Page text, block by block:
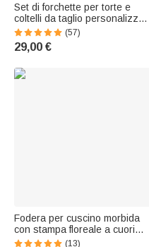
Set di forchette per torte e
coltelli da taglio personalizzati
con nomi, data e scatola
Regalo di matrimonio e
anniversario per una coppia di
(57)
29,00 €
Fodera per cuscino morbida
con stampa floreale a cuori
"Love" in stile ricamo,
(13)